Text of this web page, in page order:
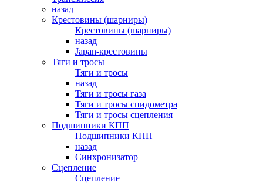
назад
Крестовины (шарниры)
Крестовины (шарниры)
назад
Japan-крестовины
Тяги и тросы
Тяги и тросы
назад
Тяги и тросы газа
Тяги и тросы спидометра
Тяги и тросы сцепления
Подшипники КПП
Подшипники КПП
назад
Синхронизатор
Сцепление
Сцепление